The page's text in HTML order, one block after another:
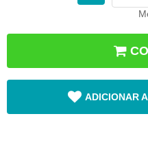
ADICIONAR